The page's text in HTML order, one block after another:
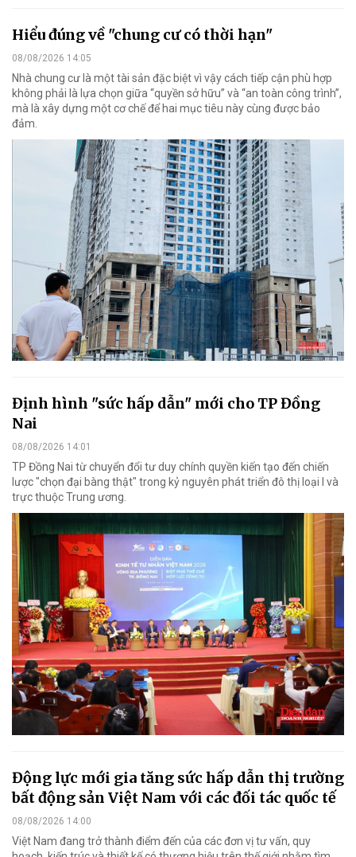
Hiểu đúng về "chung cư có thời hạn"
08/08/2026 14:05
Nhà chung cư là một tài sản đặc biệt vì vậy cách tiếp cận phù hợp
không phải là lựa chọn giữa “quyền sở hữu” và “an toàn công trình”,
mà là xây dựng một cơ chế để hai mục tiêu này cùng được bảo
đảm.
Định hình "sức hấp dẫn" mới cho TP Đồng
Nai
08/08/2026 14:01
TP Đồng Nai từ chuyển đổi tư duy chính quyền kiến tạo đến chiến
lược "chọn đại bàng thật" trong kỷ nguyên phát triển đô thị loại I và
trực thuộc Trung ương.
Động lực mới gia tăng sức hấp dẫn thị trường
bất động sản Việt Nam với các đối tác quốc tế
08/08/2026 14:00
Việt Nam đang trở thành điểm đến của các đơn vị tư vấn, quy